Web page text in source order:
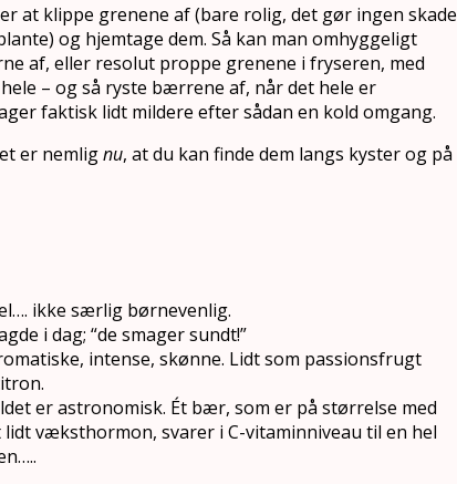
at klippe grenene af (bare rolig, det gør ingen skade
og hjemtage dem. Så kan man omhyggeligt
af, eller resolut proppe grenene i fryseren, med
– og så ryste bærrene af, når det hele er
faktisk lidt mildere efter sådan en kold omgang.
er nemlignu, at du kan finde dem langs kyster og på
ikke særlig børnevenlig.
i dag; “de smager sundt!”
intense, skønne. Lidt som passionsfrugt
er astronomisk. Ét bær, som er på størrelse med
væksthormon, svarer i C-vitaminniveau til en hel